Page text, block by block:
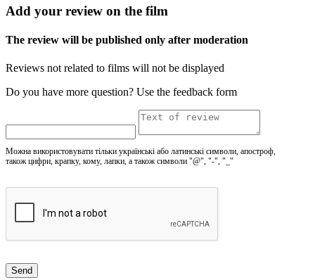
Add your review on the film
The review will be published only after moderation
Reviews not related to films will not be displayed
Do you have more question? Use the feedback form
Можна використовувати тільки українські або латинські символи, апостроф,
також цифри, крапку, кому, лапки, а також символи "@", "-", "_"